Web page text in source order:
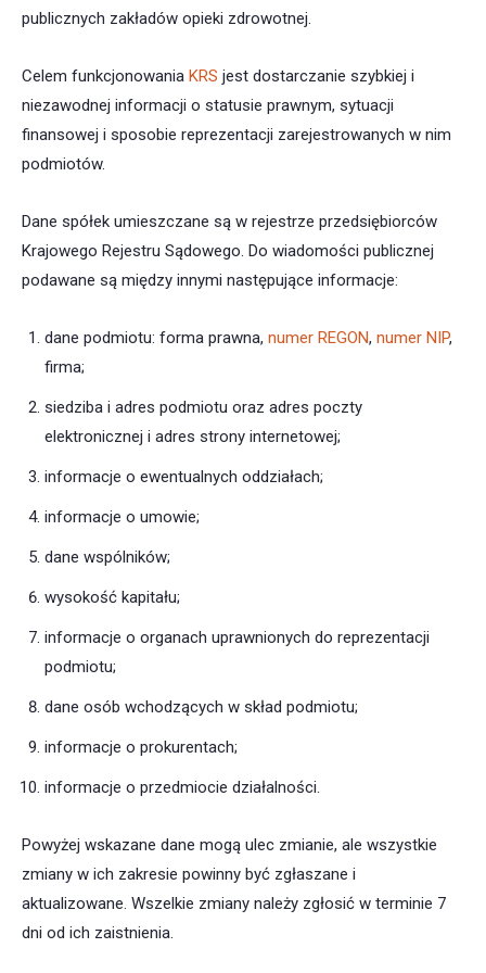
publicznych zakładów opieki zdrowotnej.
Celem funkcjonowania KRS jest dostarczanie szybkiej i
niezawodnej informacji o statusie prawnym, sytuacji
finansowej i sposobie reprezentacji zarejestrowanych w nim
podmiotów.
Dane spółek umieszczane są w rejestrze przedsiębiorców
Krajowego Rejestru Sądowego. Do wiadomości publicznej
podawane są między innymi następujące informacje:
dane podmiotu: forma prawna, numer REGON, numer NIP,
firma;
siedziba i adres podmiotu oraz adres poczty
elektronicznej i adres strony internetowej;
informacje o ewentualnych oddziałach;
informacje o umowie;
dane wspólników;
wysokość kapitału;
informacje o organach uprawnionych do reprezentacji
podmiotu;
dane osób wchodzących w skład podmiotu;
informacje o prokurentach;
informacje o przedmiocie działalności.
Powyżej wskazane dane mogą ulec zmianie, ale wszystkie
zmiany w ich zakresie powinny być zgłaszane i
aktualizowane. Wszelkie zmiany należy zgłosić w terminie 7
dni od ich zaistnienia.